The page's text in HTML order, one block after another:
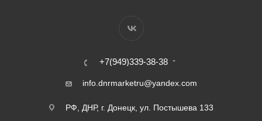
+7(949)339-38-38
info.dnrmarketru@yandex.com
РФ, ДНР, г. Донецк, ул. Постышева 133